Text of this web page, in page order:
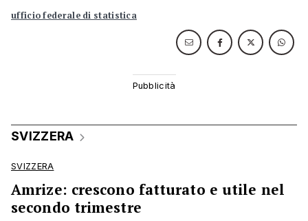
ufficio federale di statistica
SVIZZERA
SVIZZERA
Amrize: crescono fatturato e utile nel
secondo trimestre